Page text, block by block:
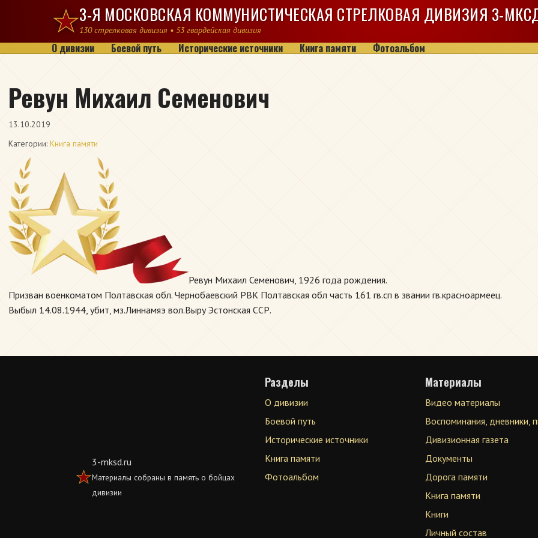
Перейти к содержимому3-Я МОСКОВСКАЯ КОММУНИСТИЧЕСКАЯ СТРЕЛКОВАЯ ДИВИЗИЯ 3-
130 стрелковая дивизия • 53 гвардейская дивизия
О дивизии Боевой путь Исторические источники Книга памяти Фотоальбом
Ревун Михаил Семенович
13.10.2019
Категории: Книга памяти
Ревун Михаил Семенович, 1926 года рождения.
Призван военкоматом Полтавская обл. Чернобаевский РВК Полтавская обл часть 161 гв.сп в звании гв.красноармеец.
Выбыл 14.08.1944, убит, мз.Линнамяэ вол.Выру Эстонская ССР.
3-mksd.ru
Материалы собраны в память о бойцах
дивизии
Разделы
О дивизии
Боевой путь
Исторические источники
Книга памяти
Фотоальбом
Материалы
Видео материалы
Воспоминания, дневники,
Дивизионная газета
Документы
Дорога памяти
Книга памяти
Книги
Личный состав